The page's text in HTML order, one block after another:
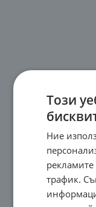
Този
Ние
трафик.